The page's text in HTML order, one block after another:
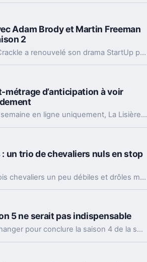
Adam Brody et Martin Freeman
2
La chaine américaine Crackle a renouvelé son drama StartUp pour une deuxième saison qui est attendue d'ici 2018.
métrage d’anticipation à voir
Disponible durant une semaine en ligne uniquement, La Lisière est un court-métrage d'anticipation réalisé par le Français Simon Saulnier.
un trio de chevaliers nuls en stop
Depuis le 16 janvier, trois chevaliers un peu débiles et drôles malgré eux vivent des aventures en stop motion sur Arte dans la série Pigeons & Dragons.
5 ne serait pas indispensable
Avec un final sans cliffhanger pour conclure la saison 4 de la série télévisée Sherlock, tout porte à croire que le show de la BBC ne devrait pas revenir avec une nouvelle saison.